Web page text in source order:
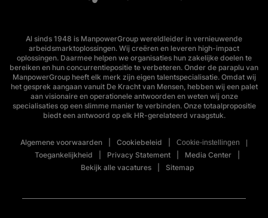
Al sinds 1948 is ManpowerGroup wereldleider in vernieuwende
arbeidsmarktoplossingen. Wij creëren en leveren high-impact
oplossingen. Daarmee helpen we organisaties hun zakelijke doelen te
bereiken en hun concurrentiepositie te verbeteren. Onder de paraplu van
ManpowerGroup heeft elk merk zijn eigen talentspecialisatie. Omdat wij
het gesprek aangaan vanuit De Kracht van Mensen, hebben wij een palet
aan visionaire en operationele antwoorden en weten wij onze
specialisaties op een slimme manier te verbinden. Onze totaalpropositie
biedt een antwoord op elk HR-gerelateerd vraagstuk.
Algemene voorwaarden Cookiebeleid Cookie-instellingen
Toegankelijkheid Privacy Statement
Media Center
Bekijk alle vacatures
Sitemap